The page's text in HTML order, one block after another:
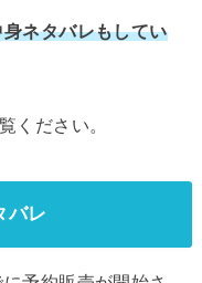
ネタバレもしてい
ください。
バレ